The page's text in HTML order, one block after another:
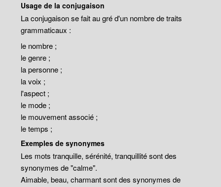
Usage de la conjugaison
La conjugaison se fait au gré d'un nombre de traits
grammaticaux :
le nombre ;
le genre ;
la personne ;
la voix ;
l'aspect ;
le mode ;
le mouvement associé ;
le temps ;
Exemples de synonymes
Les mots tranquille, sérénité, tranquillité sont des
synonymes de "calme".
Aimable, beau, charmant sont des synonymes de